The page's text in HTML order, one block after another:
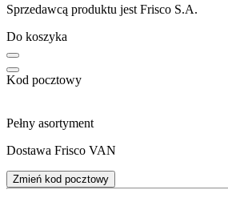
Sprzedawcą produktu jest Frisco S.A.
Do koszyka
Kod pocztowy
Pełny asortyment
Dostawa Frisco VAN
Zmień kod pocztowy